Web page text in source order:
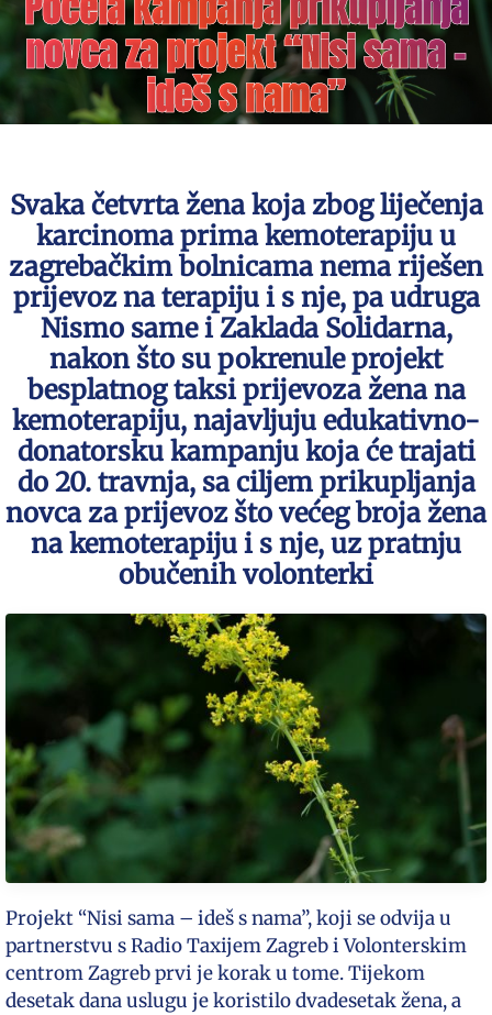
novca za projekt “Nisi sama –
ideš s nama”
Svaka četvrta žena koja zbog liječenja
karcinoma prima kemoterapiju u
zagrebačkim bolnicama nema riješen
prijevoz na terapiju i s nje, pa udruga
Nismo same i Zaklada Solidarna,
nakon što su pokrenule projekt
besplatnog taksi prijevoza žena na
kemoterapiju, najavljuju edukativno-
donatorsku kampanju koja će trajati
do 20. travnja, sa ciljem prikupljanja
novca za prijevoz što većeg broja žena
na kemoterapiju i s nje, uz pratnju
obučenih volonterki
Projekt “Nisi sama – ideš s nama”, koji se odvija u
partnerstvu s Radio Taxijem Zagreb i Volonterskim
centrom Zagreb prvi je korak u tome. Tijekom
desetak dana uslugu je koristilo dvadesetak žena, a